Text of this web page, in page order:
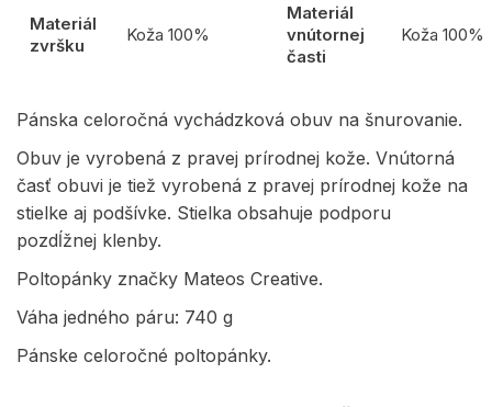
Materiál
zvršku
Koža 100%
Materiál
vnútornej
časti
Koža 100%
Pánska celoročná vychádzková obuv na šnurovanie.
Obuv je vyrobená z pravej prírodnej kože. Vnútorná
časť obuvi je tiež vyrobená z pravej prírodnej kože na
stielke aj podšívke. Stielka obsahuje podporu
pozdĺžnej klenby.
Poltopánky značky Mateos Creative.
Váha jedného páru: 740 g
Pánske celoročné poltopánky.